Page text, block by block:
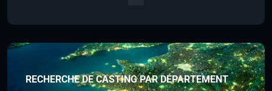
RECHERCHE DE CASTING PAR DÉPARTEMENT